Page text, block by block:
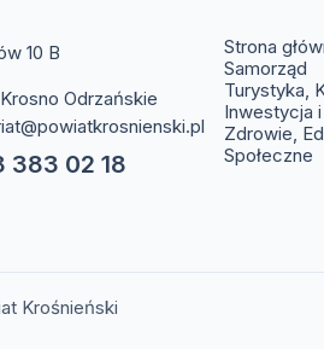
10 B
Odrzańskie
383 02 18
Strona
Samorząd
Turystyka,
Inwestycja
Zdrowie,
Społeczne
Krośnieński